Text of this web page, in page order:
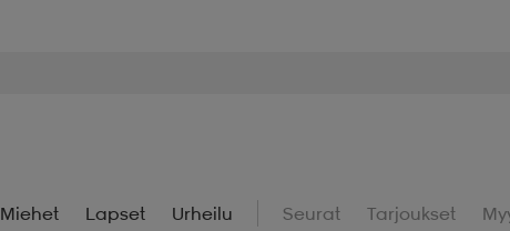
Miehet Lapset Urheilu Seurat Tarjoukset